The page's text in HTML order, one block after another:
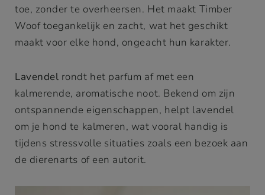
toe, zonder te overheersen. Het maakt Timber
Woof toegankelijk en zacht, wat het geschikt
maakt voor elke hond, ongeacht hun karakter.
Lavendel rondt het parfum af met een
kalmerende, aromatische noot. Bekend om zijn
ontspannende eigenschappen, helpt lavendel
om je hond te kalmeren, wat vooral handig is
tijdens stressvolle situaties zoals een bezoek aan
de dierenarts of een autorit.